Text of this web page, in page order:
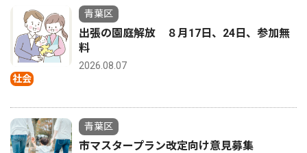
社会
青葉区
出張の園庭解放 ８月17日、24日、参加無
料
2026.08.07
青葉区
市マスタープラン改定向け意見募集